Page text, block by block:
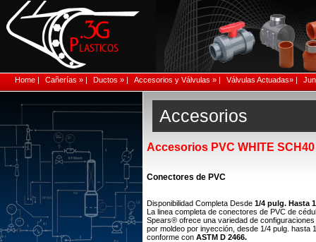
Home | Cañerías » | Ductos » | Accesorios y Válvulas » | Válvulas Actuadas» |
Accesorios
Accesorios PVC WHITE SCH40
Conectores de PVC
Disponibilidad Completa Desde 1/4 pulg. Hasta
La linea completa de conectores de PVC de
Spears® ofrece una variedad de
por moldeo por inyección, desde 1/4 pulg. hasta
conforme conASTM D 2466.